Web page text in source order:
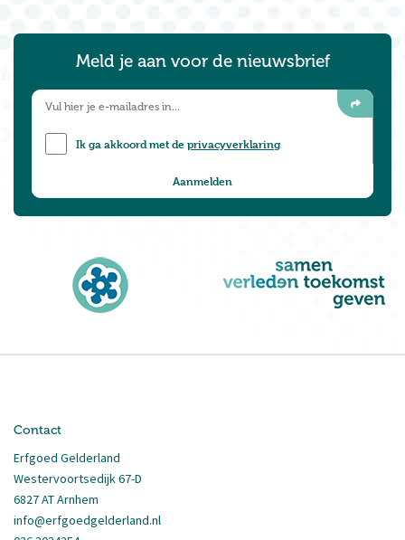
Meld je aan voor de nieuwsbrief
Ik ga akkoord met deprivacyverklaring
Contact
Erfgoed Gelderland
Westervoortsedijk 67-D
6827 AT Arnhem
info@erfgoedgelderland.nl